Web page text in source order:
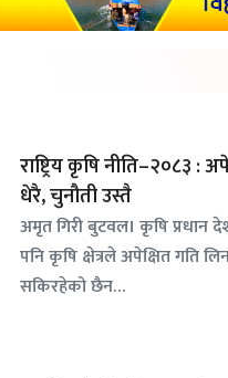
राष्ट्रिय कृषि नीति–२०८३ :
धेरै, चुनौती उस्तै
अमृत गिरी बुटवल। कृषि प्रधान
पनि कृषि क्षेत्रले अपेक्षित गति
सकिरहेको छैन…